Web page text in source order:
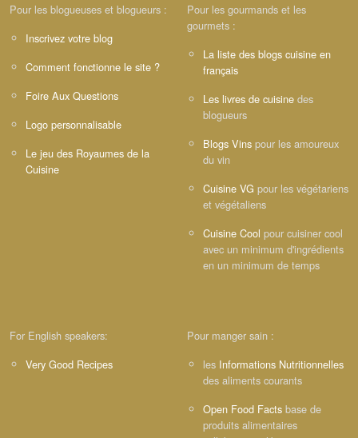
Pour les blogueuses et blogueurs :
Inscrivez votre blog
Comment fonctionne le site ?
Foire Aux Questions
Logo personnalisable
Le jeu des Royaumes de la
Cuisine
Pour les gourmands et les
gourmets :
La liste des blogs cuisine en
français
Les livres de cuisine des
blogueurs
Blogs Vins pour les amoureux
du vin
Cuisine VG pour les végétariens
et végétaliens
Cuisine Cool pour cuisiner cool
avec un minimum d'ingrédients
en un minimum de temps
For English speakers:
Very Good Recipes
Pour manger sain :
les Informations Nutritionnelles
des aliments courants
Open Food Facts base de
produits alimentaires